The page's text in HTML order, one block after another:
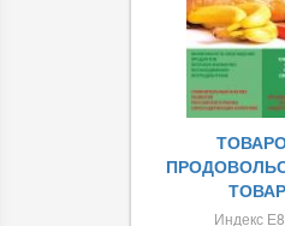
Индекс